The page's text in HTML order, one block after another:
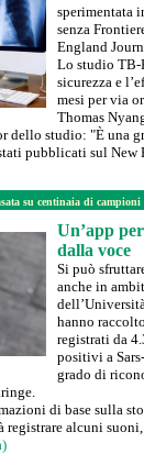
sperimentata
senza
England
Lo studio TB-
sicurezza e
mesi per via
Thomas
dello studio: "È una
pubblicati sul New
su centinaia di campioni
Un’app
dalla voce
Si può
anche in
hanno
registrati da
positivi a
grado di
di base sulla
alcuni